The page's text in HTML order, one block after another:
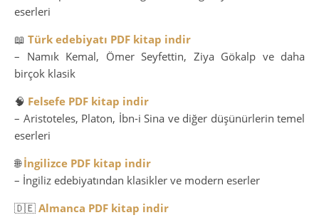
eserleri
📖 Türk edebiyatı PDF kitap indir
– Namık Kemal, Ömer Seyfettin, Ziya Gökalp ve daha
birçok klasik
🧠 Felsefe PDF kitap indir
– Aristoteles, Platon, İbn-i Sina ve diğer düşünürlerin temel
eserleri
🌐İngilizce PDF kitap indir
– İngiliz edebiyatından klasikler ve modern eserler
🇩🇪 Almanca PDF kitap indir